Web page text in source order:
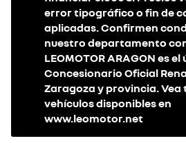
error tipográfico o fin de
aplicadas. Confirmen
nuestro departamento
LEOMOTOR ARAGON es el
Concesionario Oficial
Zaragoza y provincia.
vehículos disponibles en
www.leomotor.net